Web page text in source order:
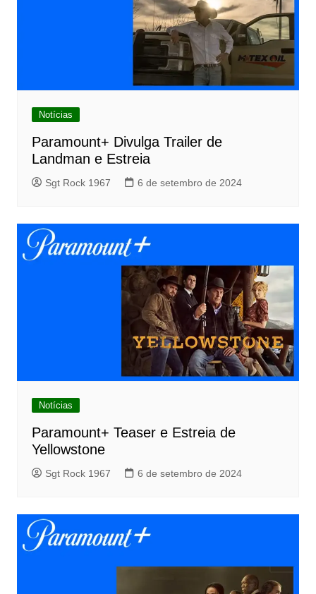
Notícias
Paramount+ Divulga Trailer de
Landman e Estreia
Sgt Rock 1967 6 de setembro de 2024
Notícias
Paramount+ Teaser e Estreia de
Yellowstone
Sgt Rock 1967 6 de setembro de 2024